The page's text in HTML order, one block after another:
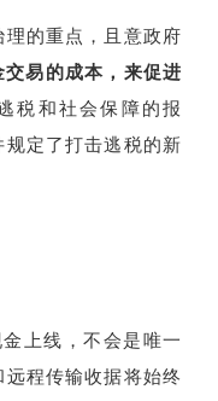
的重点，且意政府
易的成本，来促进
税和社会保障的报
定了打击逃税的新
上线，不会是唯一
程传输收据将始终